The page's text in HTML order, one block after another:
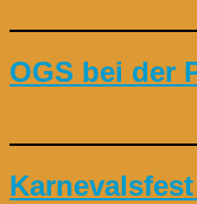
OGS bei der